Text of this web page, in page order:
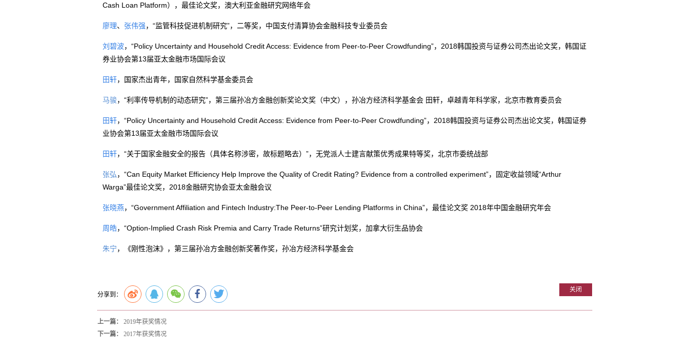
Cash Loan Platform），最佳论文奖，澳大利亚金融研究网络年会
廖理、 张伟强，“监管科技促进机制研究”，二等奖，中国支付清算协会金融科技专业委员会
刘碧波，“Policy Uncertainty and Household Credit Access: Evidence from Peer-to-Peer Crowdfunding”， 2018韩国投资与证券公司杰出论文奖，韩国证
券业协会第13届亚太金融市场国际会议
田轩，国家杰出青年，国家自然科学基金委员会
马骏，“利率传导机制的动态研究”，第三届孙冶方金融创新奖论文奖（中文），孙冶方经济科学基金会 田轩，卓越青年科学家，北京市教育委员会
田轩，“Policy Uncertainty and Household Credit Access: Evidence from Peer-to-Peer Crowdfunding”， 2018韩国投资与证券公司杰出论文奖，韩国证券
业协会第13届亚太金融市场国际会议
田轩， “关于国家金融安全的报告（具体名称涉密，故标题略去） ”，无党派人士建言献策优秀成果特等奖，北京市委统战部
张弘，“Can Equity Market Efficiency Help Improve the Quality of Credit Rating? Evidence from a controlled experiment”，固定收益领域“Arthur
Warga”最佳论文奖， 2018金融研究协会亚太金融会议
张晓燕，“Government Affiliation and Fintech Industry:The Peer-to-Peer Lending Platforms in China”，最佳论文奖2018年中国金融研究年会
周皓，“Option-Implied Crash Risk Premia and Carry Trade Returns”研究计划奖，加拿大衍生品协会
朱宁，《刚性泡沫》，第三届孙冶方金融创新奖著作奖，孙冶方经济科学基金会
分享到：
关闭
上一篇：
2019年获奖情况
下一篇：
2017年获奖情况